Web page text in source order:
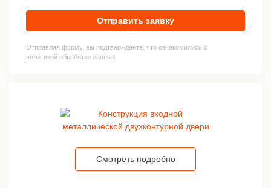
Отправить заявку
Отправляя форму, вы подтверждаете, что ознакомились с
политикой обработки данных
Смотреть подробно